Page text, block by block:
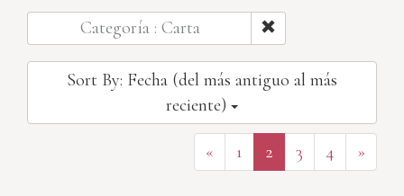
Categoría : Carta
Sort By: Fecha (del más antiguo al más
reciente)
« 1 2 3 4 »